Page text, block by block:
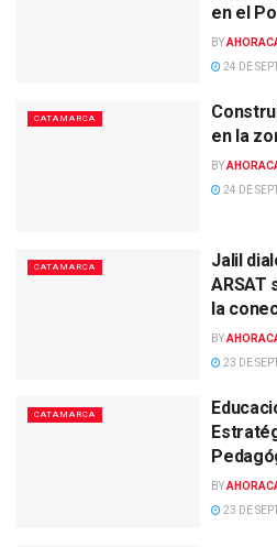
en el
BY
24 DE
CATAMARCA
en la
BY
24 DE
CATAMARCA
Jalil
ARSAT
la
BY
23 DE
CATAMARCA
BY
23 DE